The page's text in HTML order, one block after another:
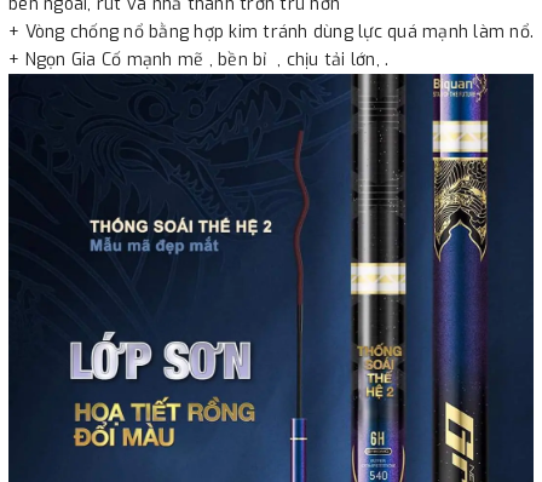
+ Vòng chống nổ bằng hợp kim tránh dùng lực quá mạnh làm nổ.
+ Ngọn Gia Cố mạnh mẽ , bền bỉ , chịu tải lớn, .